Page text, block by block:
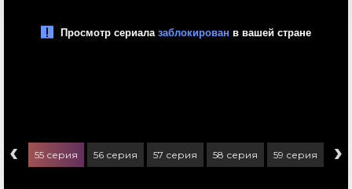
‹ 55 серия 56 серия 57 серия 58 серия 59 серия 60
›